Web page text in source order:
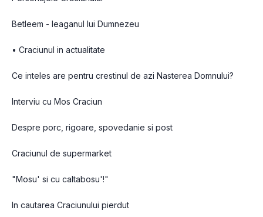
Betleem - leaganul lui Dumnezeu
• Craciunul in actualitate
Ce inteles are pentru crestinul de azi Nasterea Domnului?
Interviu cu Mos Craciun
Despre porc, rigoare, spovedanie si post
Craciunul de supermarket
"Mosu' si cu caltabosu'!"
In cautarea Craciunului pierdut